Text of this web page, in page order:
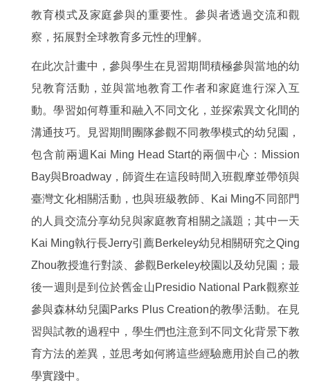
教育模式及家庭參與的重要性。參與者透過交流和觀
察，拓展對全球教育多元性的理解。
在此次計畫中，參與學生在見習期間積極參與當地的幼
兒教育活動，並與當地教育工作者和家庭進行深入互
動。學習如何尊重和融入不同文化，並探索異文化間的
溝通技巧。見習期間團隊參觀不同教學模式的幼兒園，
包含前兩週Kai Ming Head Start的兩個中心：Mission
Bay與Broadway，師資生在這段時間入班觀摩並帶領與
臺灣文化相關活動，也與班級教師、Kai Ming不同部門
的人員交流分享幼兒與家庭教育相關之議題；其中一天
Kai Ming執行長Jerry引薦Berkeley幼兒相關研究之Qing
Zhou教授進行對談、參觀Berkeley校園以及幼兒園；最
後一週則是到位於舊金山Presidio National Park觀察並
參與森林幼兒園Parks Plus Creation的教學活動。在見
習與試教的過程中，學生們也注意到不同文化背景下教
育方法的差異，並思考如何將這些經驗應用於自己的教
學實踐中。